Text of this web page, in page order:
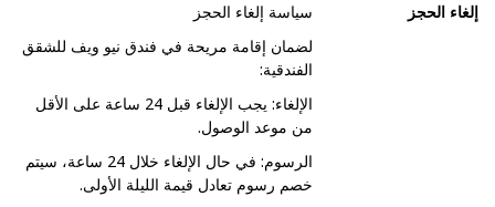
إلغاء الحجز
سياسة إلغاء الحجز
لضمان إقامة مريحة في فندق نيو ويف للشقق
الفندقية:
الإلغاء: يجب الإلغاء قبل 24 ساعة على الأقل
من موعد الوصول.
الرسوم: في حال الإلغاء خلال 24 ساعة، سيتم
خصم رسوم تعادل قيمة الليلة الأولى.